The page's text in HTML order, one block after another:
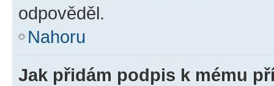
odpověděl.
Nahoru
Jak přidám podpis k mému